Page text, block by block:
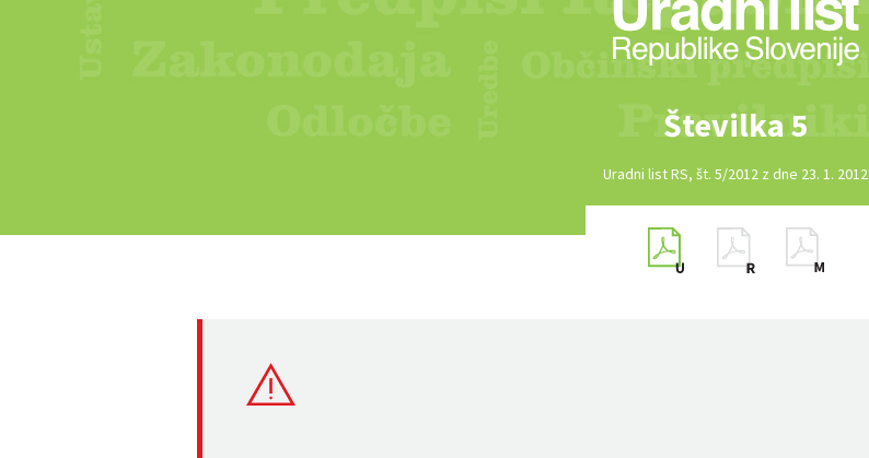
Številka 5
Uradni list RS, št. 5/2012 z dne 23. 1. 2012